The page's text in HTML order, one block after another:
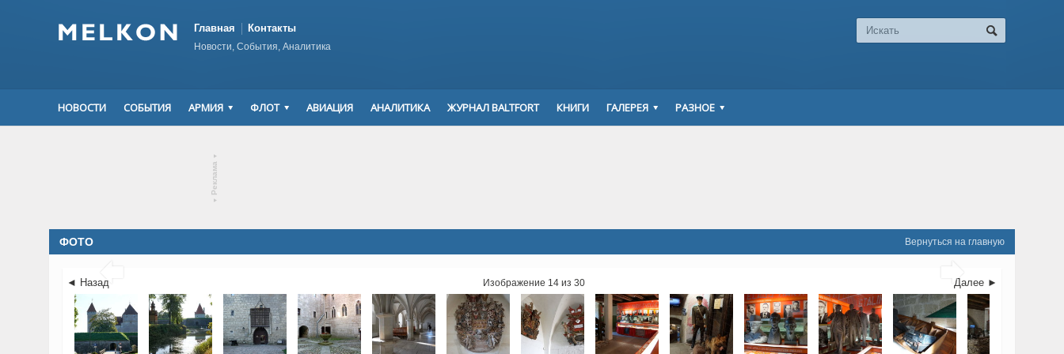
Главная Контакты
Новости, События, Аналитика
НОВОСТИ СОБЫТИЯ АРМИЯ ФЛОТ АВИАЦИЯ АНАЛИТИКА ЖУРНАЛ BALTFORT КНИГИ ГАЛЕРЕЯ РАЗНОЕ
▾
Реклама
▾
Вернуться на главную
ФОТО
 
◄ Назад Далее ►
Изображение 14 из 30